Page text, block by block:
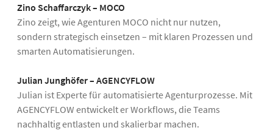
Zino Schaffarczyk – MOCO
Zino zeigt, wie Agenturen MOCO nicht nur nutzen,
sondern strategisch einsetzen – mit klaren Prozessen und
smarten Automatisierungen.
Julian Junghöfer – AGENCYFLOW
Julian ist Experte für automatisierte Agenturprozesse. Mit
AGENCYFLOW entwickelt er Workflows, die Teams
nachhaltig entlasten und skalierbar machen.